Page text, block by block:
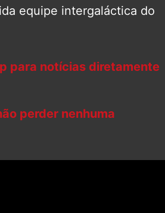
equipe intergaláctica do
para notícias diretamente
perder nenhuma